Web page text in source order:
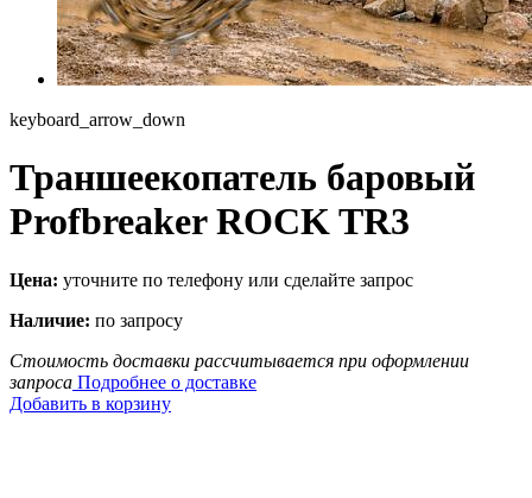
keyboard_arrow_down
Траншеекопатель баровый
Profbreaker ROCK TR3
Цена: уточните по телефону или сделайте запрос
Наличие: по запросу
Стоимость доставки рассчитывается при оформлении
запроса Подробнее о доставке
Добавить в корзину